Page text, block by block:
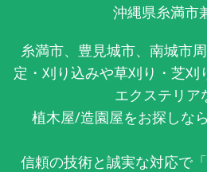
沖縄県糸満市
糸満市、豊見城市、南城市
定・刈り込みや草刈り・芝刈
エクステリア
植木屋/造園屋をお探しな
信頼の技術と誠実な対応で